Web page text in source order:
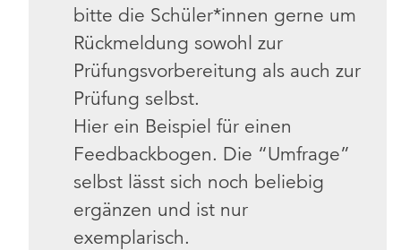
bitte die Schüler*innen gerne um
Rückmeldung sowohl zur
Prüfungsvorbereitung als auch zur
Prüfung selbst.
Hier ein Beispiel für einen
Feedbackbogen. Die “Umfrage”
selbst lässt sich noch beliebig
ergänzen und ist nur
exemplarisch.